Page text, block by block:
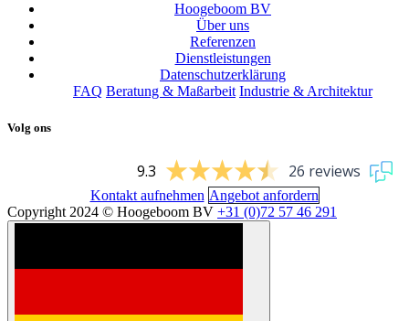
Hoogeboom BV
Über uns
Referenzen
Dienstleistungen
Datenschutzerklärung
FAQ Beratung & Maßarbeit Industrie & Architektur
Volg ons
9.3 26 reviews
Kontakt aufnehmen Angebot anfordern
Copyright 2024 © Hoogeboom BV +31 (0)72 57 46 291